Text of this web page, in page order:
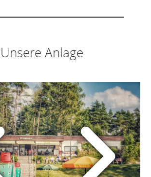
Unsere Anlage